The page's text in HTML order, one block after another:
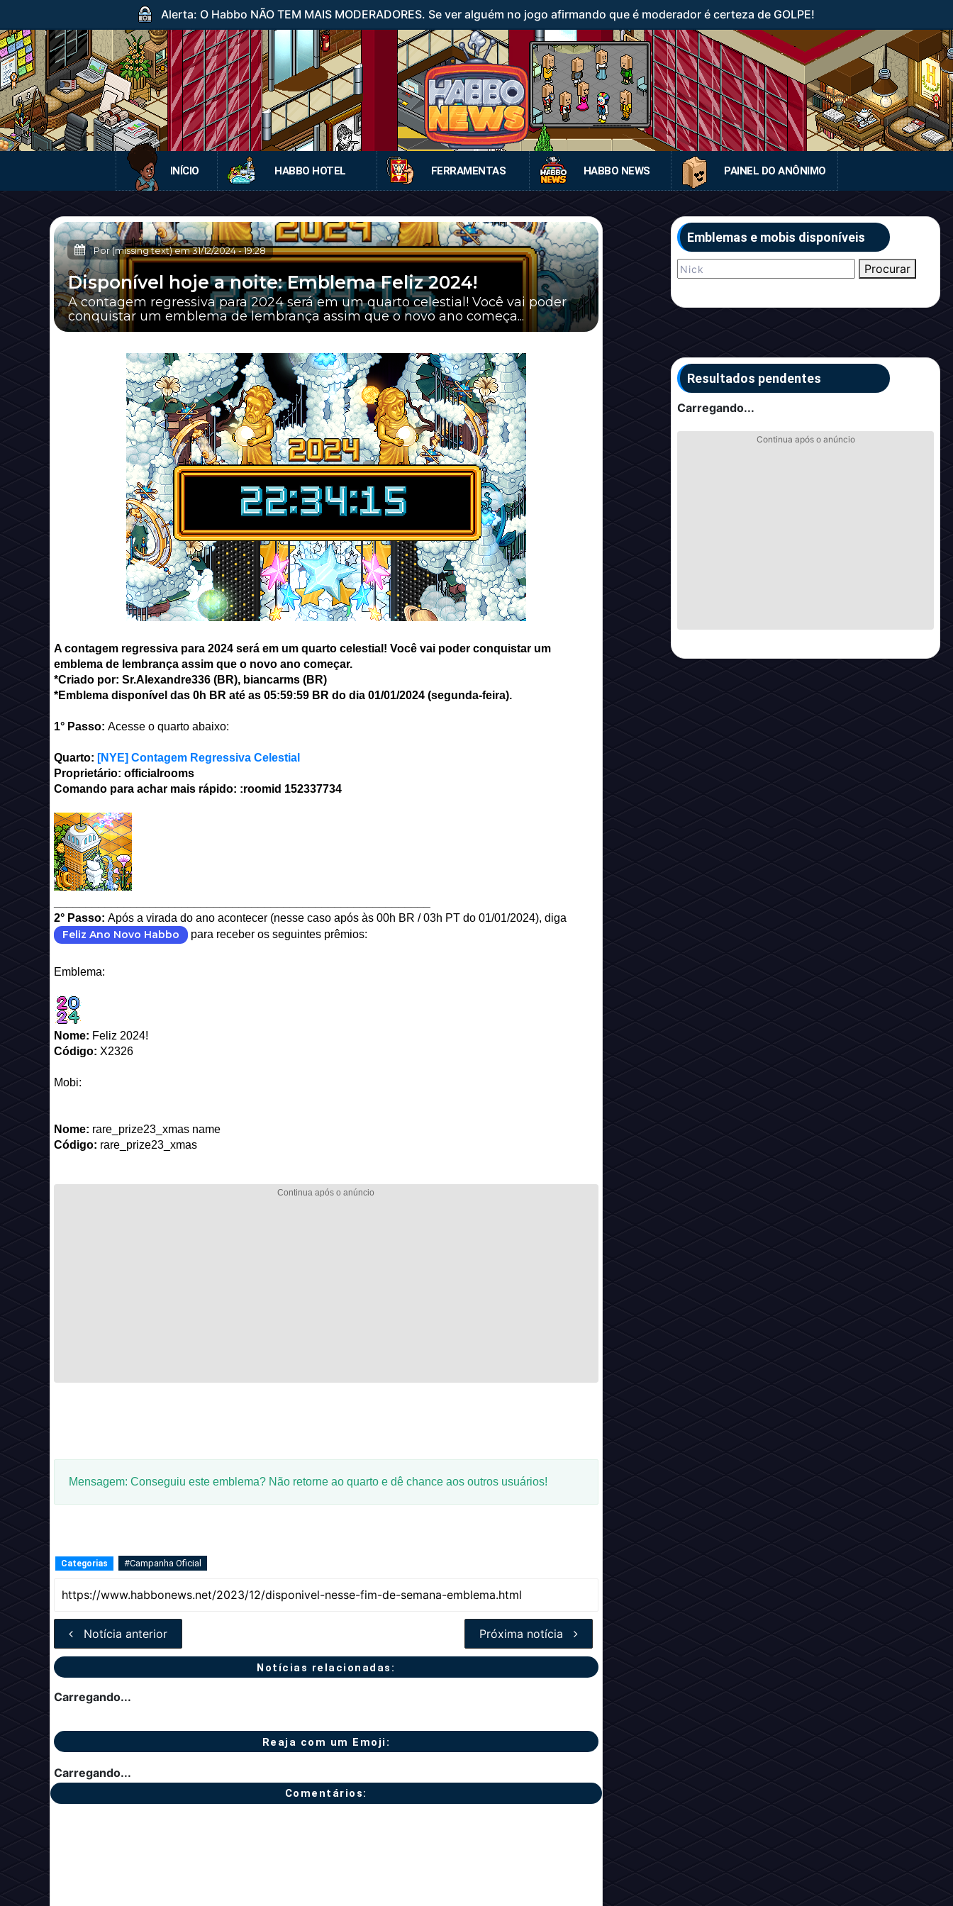
Alerta: O Habbo NÃO TEM MAIS MODERADORES. Se ver alguém no jogo afirmando que é moderador é certeza de GOLPE!
INÍCIO HABBO HOTEL FERRAMENTAS HABBO NEWS PAINEL DO ANÔNIMO
Por (missing text) em31/12/2024-19:28
Disponível hoje a noite: Emblema Feliz 2024!
A contagem regressiva para 2024 será em um quarto celestial! Você vai poder
conquistar um emblema de lembrança assim que o novo ano começa...
A contagem regressiva para 2024 será em um quarto celestial! Você vai poder conquistar um
emblema de lembrança assim que o novo ano começar.
*Criado por: Sr.Alexandre336 (BR), biancarms (BR)
*Emblema disponível das 0h BR até as 05:59:59 BR do dia 01/01/2024 (segunda-feira).
1° Passo: Acesse o quarto abaixo:
Quarto: [NYE] Contagem Regressiva Celestial
Proprietário: officialrooms
Comando para achar mais rápido: :roomid 152337734
2° Passo: Após a virada do ano acontecer (nesse caso após às 00h BR / 03h PT do 01/01/2024), diga
Feliz Ano Novo Habbo para receber os seguintes prêmios:
Emblema:
Nome: Feliz 2024!
Código: X2326
Mobi:
Nome: rare_prize23_xmas name
Código: rare_prize23_xmas
Mensagem: Conseguiu este emblema? Não retorne ao quarto e dê chance aos outros usuários!
Categorias #Campanha Oficial
Notícia anterior Próxima notícia
Notícias relacionadas:
Carregando...
Reaja com um Emoji:
Carregando...
Comentários:
Emblemas e mobis disponíveis
Procurar
Resultados pendentes
Carregando...